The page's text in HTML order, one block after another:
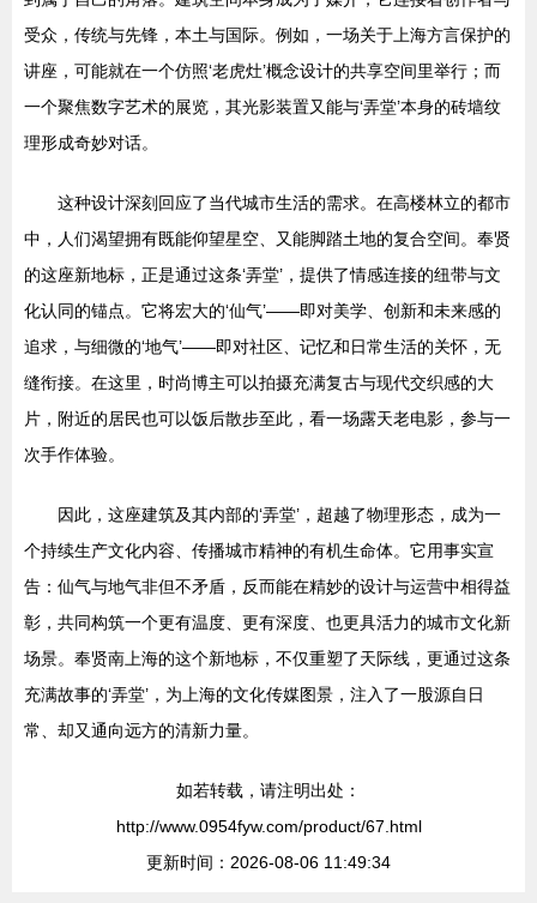
受众，传统与先锋，本土与国际。例如，一场关于上海方言保护的
讲座，可能就在一个仿照‘老虎灶’概念设计的共享空间里举行；而
一个聚焦数字艺术的展览，其光影装置又能与‘弄堂’本身的砖墙纹
理形成奇妙对话。
这种设计深刻回应了当代城市生活的需求。在高楼林立的都市
中，人们渴望拥有既能仰望星空、又能脚踏土地的复合空间。奉贤
的这座新地标，正是通过这条‘弄堂’，提供了情感连接的纽带与文
化认同的锚点。它将宏大的‘仙气’——即对美学、创新和未来感的
追求，与细微的‘地气’——即对社区、记忆和日常生活的关怀，无
缝衔接。在这里，时尚博主可以拍摄充满复古与现代交织感的大
片，附近的居民也可以饭后散步至此，看一场露天老电影，参与一
次手作体验。
因此，这座建筑及其内部的‘弄堂’，超越了物理形态，成为一
个持续生产文化内容、传播城市精神的有机生命体。它用事实宣
告：仙气与地气非但不矛盾，反而能在精妙的设计与运营中相得益
彰，共同构筑一个更有温度、更有深度、也更具活力的城市文化新
场景。奉贤南上海的这个新地标，不仅重塑了天际线，更通过这条
充满故事的‘弄堂’，为上海的文化传媒图景，注入了一股源自日
常、却又通向远方的清新力量。
如若转载，请注明出处：
http://www.0954fyw.com/product/67.html
更新时间：2026-08-06 11:49:34